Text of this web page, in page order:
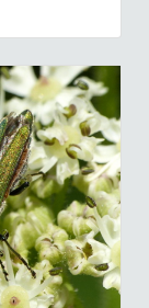
Next